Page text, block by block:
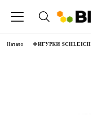
Начало ФИГУРКИ SCHLEICH